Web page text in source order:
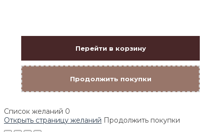
Перейти в корзину
Продолжить покупки
Список желаний 0
Открыть страницу желаний Продолжить покупки